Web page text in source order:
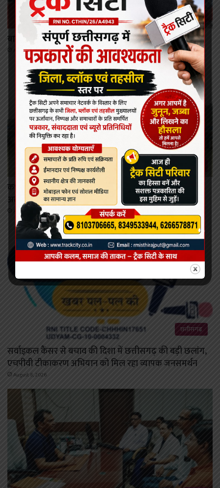
कोरबा
बालको कर रहा है क्षेत्र का चहुंमुखी विकास: लखन लाल देवांगन
August 8, 2026
कभी भी खोला जा सकता है मिनीमाता बांगो जलाशय का गेट,
अलर्ट जारी।
August 8, 2026
छत्तीसगढ़
सर्वाइकल कैंसर से बचाव की दिशा में छत्तीसगढ़ की बड़ी छलांग,
एचपीवी टीकाकरण अभियान को मिल रहा व्यापक जनसमर्थन
August 8, 2026